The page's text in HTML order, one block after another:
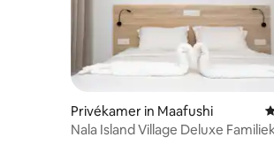
Privékamer in Maafushi
Nala Island Village Deluxe